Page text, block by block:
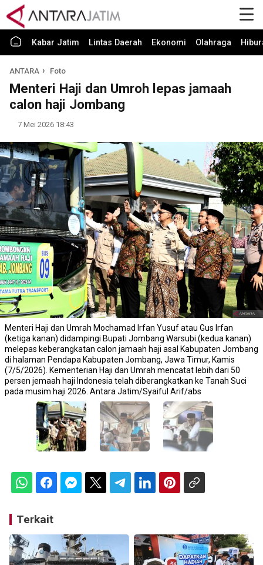
Kabar Jatim Lintas Daerah Ekonomi Olahraga
ANTARA Foto
Menteri Haji dan Umroh lepas jamaah
calon haji Jombang
7 Mei 2026 18:43
Menteri Haji dan Umrah Mochamad Irfan Yusuf atau Gus Irfan
(ketiga kanan) didampingi Bupati Jombang Warsubi (kedua kanan)
melepas keberangkatan calon jamaah haji asal Kabupaten Jombang
di halaman Pendapa Kabupaten Jombang, Jawa Timur, Kamis
(7/5/2026). Kementerian Haji dan Umrah mencatat lebih dari 50
persen jemaah haji Indonesia telah diberangkatkan ke Tanah Suci
pada musim haji 2026. Antara Jatim/Syaiful Arif/abs
Terkait